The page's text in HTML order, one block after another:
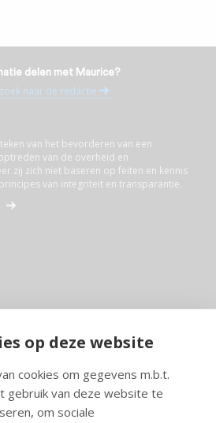
op deze website
cookies om gegevens m.b.t.
gebruik van deze website te
om sociale
delen met Maurice?
naar de redactie
van het bevorderen van een
van de overheid en
zij zich niet baseren op feiten en kennis
van integriteit en transparantie.